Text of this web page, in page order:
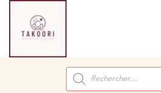
contenu
Recherche
de
produits